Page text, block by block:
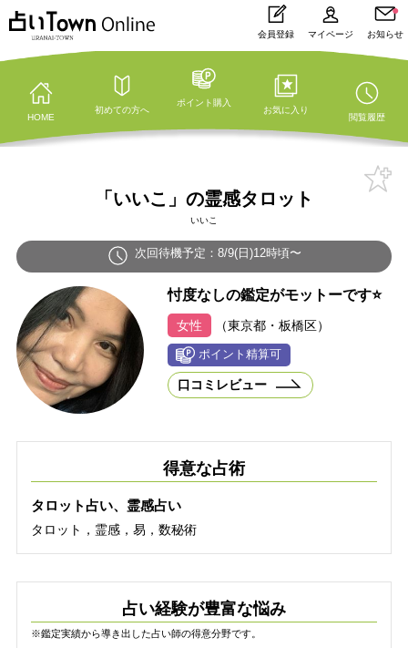
お知らせ
マイページ
会員登録
HOME
初めての方へ
ポイント購入
お気に入り
閲覧履歴
「いいこ」の霊感タロット
いいこ
次回待機予定：8/9(日)12時頃〜
忖度なしの鑑定がモットーです⭐️
女性 （東京都・板橋区）
口コミレビュー
得意な占術
タロット占い、霊感占い
タロット，霊感，易，数秘術
占い経験が豊富な悩み
※鑑定実績から導き出した占い師の得意分野です。